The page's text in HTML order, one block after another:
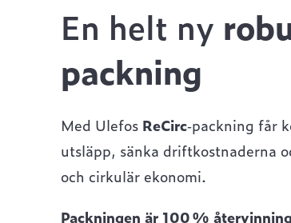
En helt ny
packning
Med Ulefos ReCirc‑packning får
utsläpp, sänka driftkostnaderna
och cirkulär ekonomi.
Packningen är 100 %